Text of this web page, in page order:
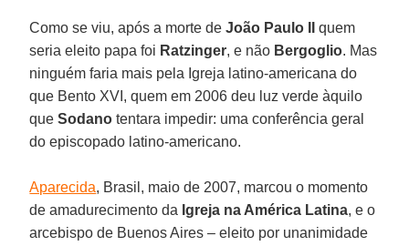
Como se viu, após a morte deJoão Paulo II
quem
seria eleito papa foi Ratzinger, e não Bergoglio. Mas
ninguém faria mais pela Igreja latino-americana do
que Bento XVI, quem em 2006 deu luz verde àquilo
queSodano tentara impedir: uma conferência geral
do episcopado latino-americano.
Aparecida, Brasil, maio de 2007, marcou o momento
de amadurecimento da Igreja na América Latina, e o
arcebispo de Buenos Aires – eleito por unanimidade